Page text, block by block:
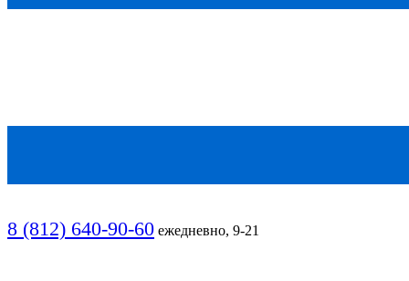
8 (812) 640-90-60 ежедневно, 9-21